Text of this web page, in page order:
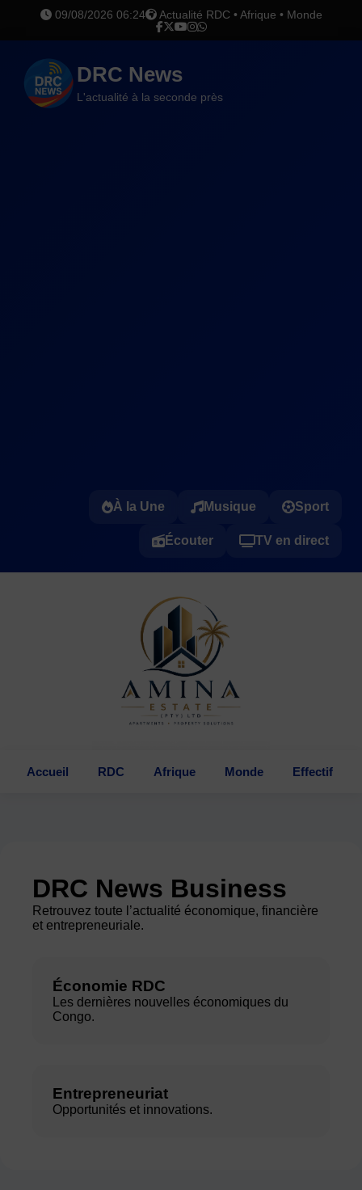
09/08/2026 06:24 Actualité RDC • Afrique • Monde
DRC News
L'actualité à la seconde près
À la Une Musique Sport
Écouter TV en direct
Accueil RDC Afrique Monde Effectif
DRC News Business
Retrouvez toute l’actualité économique, financière
et entrepreneuriale.
Économie RDC
Les dernières nouvelles économiques du
Congo.
Entrepreneuriat
Opportunités et innovations.